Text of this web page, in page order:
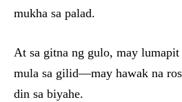
mukha sa palad.
At sa gitna ng gulo, may lumapit
mula sa gilid—may hawak na
din sa biyahe.